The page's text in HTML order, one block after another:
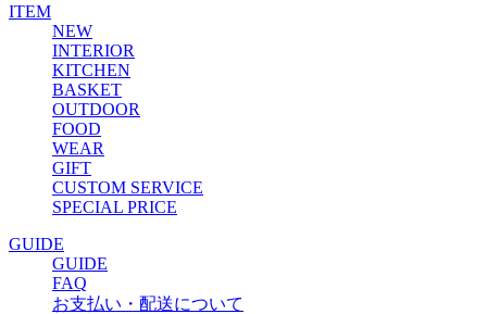
ITEM
NEW
INTERIOR
KITCHEN
BASKET
OUTDOOR
FOOD
WEAR
GIFT
CUSTOM SERVICE
SPECIAL PRICE
GUIDE
GUIDE
FAQ
お支払い・配送について